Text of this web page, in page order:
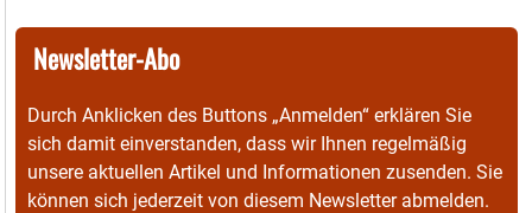
Newsletter-Abo
Durch Anklicken des Buttons „Anmelden“ erklären Sie
sich damit einverstanden, dass wir Ihnen regelmäßig
unsere aktuellen Artikel und Informationen zusenden. Sie
können sich jederzeit von diesem Newsletter abmelden.